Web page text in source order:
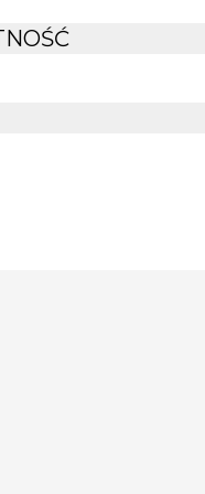
o amerykański patent
i bakterie nie